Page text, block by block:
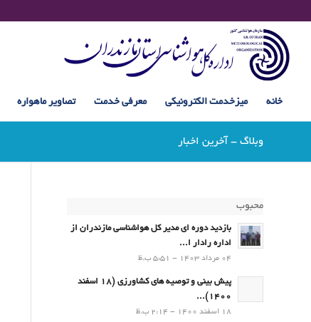
خانه میزخدمت الکترونیکی معرفی خدمت تصاویر ماهواره
وبلاگ - آخرین اخبار
محبوب
بازدید دوره ای مدیر کل هواشناسی مازندران از
اداره رادار ا...
04 مرداد 1403 - 5:51 ب.ظ
پیش بینی و توصیه های کشاورزی (18 اسفند
1400)...
18 اسفند 1400 - 2:14 ب.ظ